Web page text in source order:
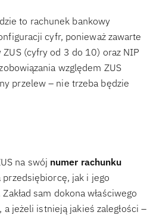
to rachunek bankowy
cyfr, ponieważ zawarte
(cyfry od 3 do 10) oraz NIP
względem ZUS
przelew – nie trzeba będzie
na swój numer rachunku
przedsiębiorcę, jak i jego
sam dokona właściwego
jeżeli istnieją jakieś zaległości –